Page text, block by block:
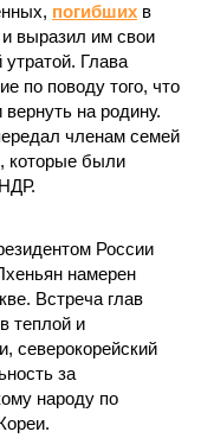
погибших в
выразил им свои
Глава
по поводу того, что
на родину.
членам семей
которые были
России
намерен
Встреча глав
теплой и
северокорейский
за
народу по